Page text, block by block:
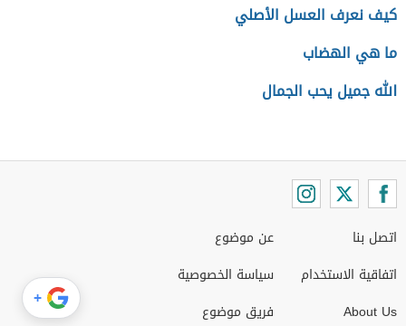
كيف نعرف العسل الأصلي
ما هي الهضاب
الله جميل يحب الجمال
اتصل بنا
اتفاقية الاستخدام
About Us
عن موضوع
سياسة الخصوصية
فريق موضوع
+